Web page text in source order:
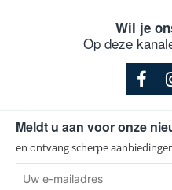
Wil je
Op deze
Meldt u aan voor onze
en ontvang scherpe
e-